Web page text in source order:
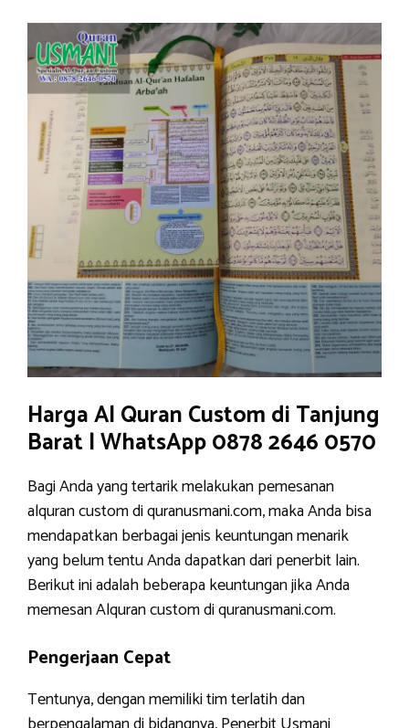
Harga Al Quran Custom di Tanjung
Barat | WhatsApp 0878 2646 0570
Bagi Anda yang tertarik melakukan pemesanan
alquran custom di quranusmani.com, maka Anda bisa
mendapatkan berbagai jenis keuntungan menarik
yang belum tentu Anda dapatkan dari penerbit lain.
Berikut ini adalah beberapa keuntungan jika Anda
memesan Alquran custom di quranusmani.com.
Pengerjaan Cepat
Tentunya, dengan memiliki tim terlatih dan